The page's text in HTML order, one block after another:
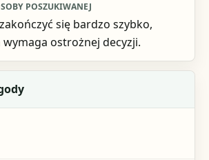
się bardzo szybko,
ostrożnej decyzji.